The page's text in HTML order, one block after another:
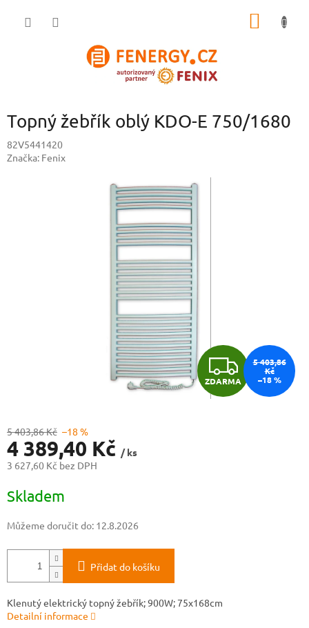
Topný žebřík oblý KDO-E 750/1680
82V5441420
Značka: Fenix
Z
D
ZDARMA
5 403,86
Kč
–18 %
5 403,86 Kč –18 %
4 389,40 Kč / ks
3 627,60 Kč bez DPH
cena:
Skladem
Můžeme doručit do: 12.8.2026
Přidat do košíku
Klenutý elektrický topný žebřík; 900W; 75x168cm
Detailní informace